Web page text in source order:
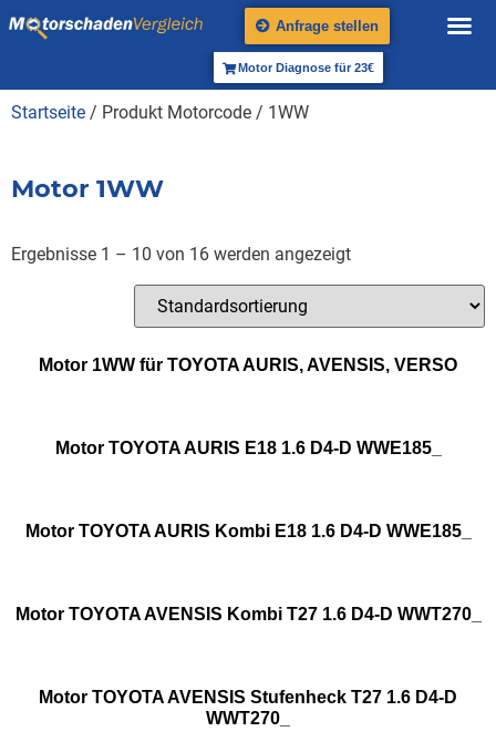
Anfrage stellen
Motor Diagnose für 23€
Startseite / Produkt Motorcode / 1WW
Motor 1WW
Ergebnisse 1 – 10 von 16 werden angezeigt
Motor 1WW für TOYOTA AURIS, AVENSIS, VERSO
Motor TOYOTA AURIS E18 1.6 D4-D WWE185_
Motor TOYOTA AURIS Kombi E18 1.6 D4-D WWE185_
Motor TOYOTA AVENSIS Kombi T27 1.6 D4-D WWT270_
Motor TOYOTA AVENSIS Stufenheck T27 1.6 D4-D
WWT270_